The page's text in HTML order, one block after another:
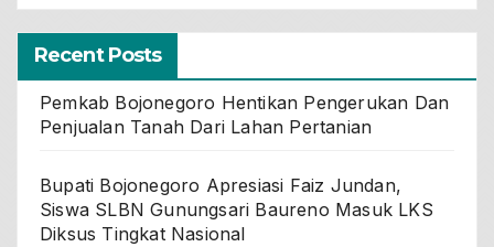
Recent Posts
Pemkab Bojonegoro Hentikan Pengerukan Dan
Penjualan Tanah Dari Lahan Pertanian
Bupati Bojonegoro Apresiasi Faiz Jundan,
Siswa SLBN Gunungsari Baureno Masuk LKS
Diksus Tingkat Nasional